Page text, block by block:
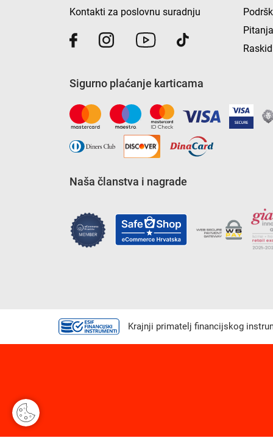
Kontakti za poslovnu suradnju
Sigurno plaćanje karticama
Naša članstva i nagrade
Krajnji primatelj financijskog